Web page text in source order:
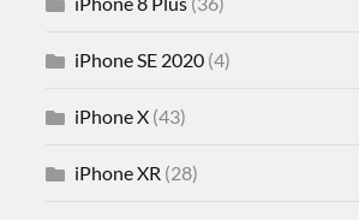
iPhone SE 2020 (4)
iPhone X (43)
iPhone XR (28)